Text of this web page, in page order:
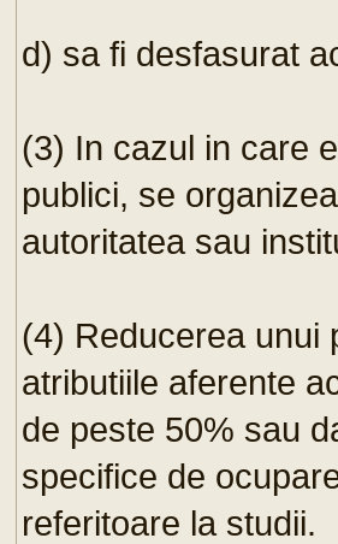
d) sa fi desfasurat
(3) In cazul in care
publici, se
autoritatea sau
(4) Reducerea unui
atributiile aferente
de peste 50% sau
specifice de
referitoare la studii.